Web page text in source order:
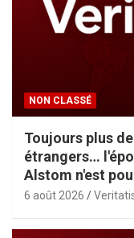
NON CLASSÉ
Toujours plus
étrangers…
Alstom n'est
6 août 2026